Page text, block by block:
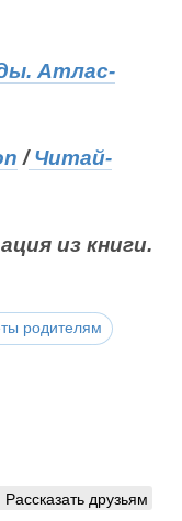
Атлас-
/Читай-
из книги.
родителям
Рассказать друзьям